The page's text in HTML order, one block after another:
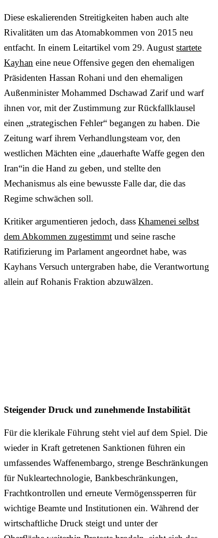
Diese eskalierenden Streitigkeiten haben auch alte
Rivalitäten um das Atomabkommen von 2015 neu
entfacht. In einem Leitartikel vom 29. August startete
Kayhan eine neue Offensive gegen den ehemaligen
Präsidenten Hassan Rohani und den ehemaligen
Außenminister Mohammed Dschawad Zarif und warf
ihnen vor, mit der Zustimmung zur Rückfallklausel
einen „strategischen Fehler“ begangen zu haben. Die
Zeitung warf ihrem Verhandlungsteam vor, den
westlichen Mächten eine „dauerhafte Waffe gegen den
Iran“in die Hand zu geben, und stellte den
Mechanismus als eine bewusste Falle dar, die das
Regime schwächen soll.
Kritiker argumentieren jedoch, dass Khamenei selbst
dem Abkommen zugestimmt und seine rasche
Ratifizierung im Parlament angeordnet habe, was
Kayhans Versuch untergraben habe, die Verantwortung
allein auf Rohanis Fraktion abzuwälzen.
Steigender Druck und zunehmende Instabilität
Für die klerikale Führung steht viel auf dem Spiel. Die
wieder in Kraft getretenen Sanktionen führen ein
umfassendes Waffenembargo, strenge Beschränkungen
für Nukleartechnologie, Bankbeschränkungen,
Frachtkontrollen und erneute Vermögenssperren für
wichtige Beamte und Institutionen ein. Während der
wirtschaftliche Druck steigt und unter der